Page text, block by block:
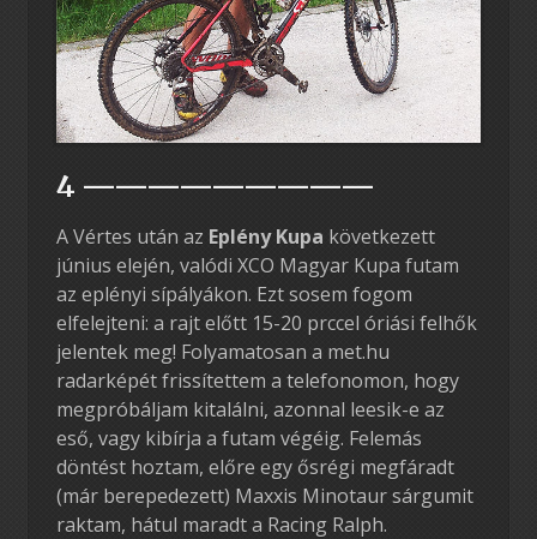
4 —————————
A Vértes után az Eplény Kupa következett
június elején, valódi XCO Magyar Kupa futam
az eplényi sípályákon. Ezt sosem fogom
elfelejteni: a rajt előtt 15-20 prccel óriási felhők
jelentek meg! Folyamatosan a met.hu
radarképét frissítettem a telefonomon, hogy
megpróbáljam kitalálni, azonnal leesik-e az
eső, vagy kibírja a futam végéig. Felemás
döntést hoztam, előre egy ősrégi megfáradt
(már berepedezett) Maxxis Minotaur sárgumit
raktam, hátul maradt a Racing Ralph.